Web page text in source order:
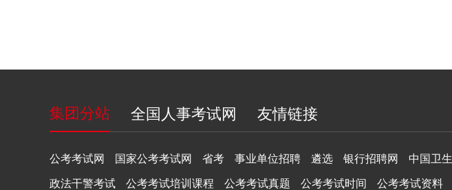
集团分站 全国人事考试网 友情链接
公考考试网 国家公考考试网 省考 事业单位招聘 遴选 银行招聘网 中国卫
政法干警考试 公考考试培训课程 公考考试真题 公考考试时间 公考考试资料